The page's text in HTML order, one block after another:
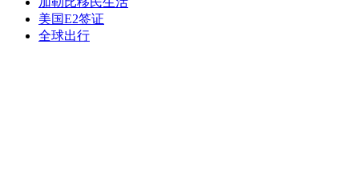
美国E2签证
全球出行